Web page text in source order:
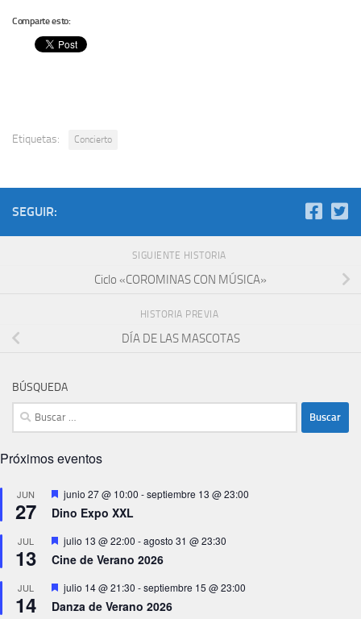
Comparte esto:
Etiquetas: Concierto
SEGUIR:
SIGUIENTE HISTORIA
Ciclo «COROMINAS CON MÚSICA»
HISTORIA PREVIA
DÍA DE LAS MASCOTAS
BÚSQUEDA
Buscar:
Próximos eventos
JUN
27
Destacado
junio 27 @ 10:00 -septiembre 13 @ 23:00
Dino Expo XXL
JUL
13
Destacado
julio 13 @ 22:00 -agosto 31 @ 23:30
Cine de Verano 2026
JUL
14
Destacado
julio 14 @ 21:30 -septiembre 15 @ 23:00
Danza de Verano 2026